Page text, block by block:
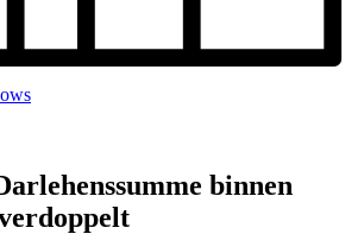
binnen